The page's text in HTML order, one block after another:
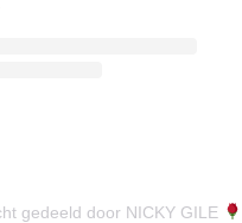
gedeeld door NICKY GILE